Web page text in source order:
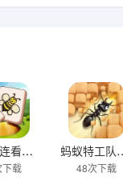
宠物连连看之星星消灭下载
载
蚂蚁
48次下载